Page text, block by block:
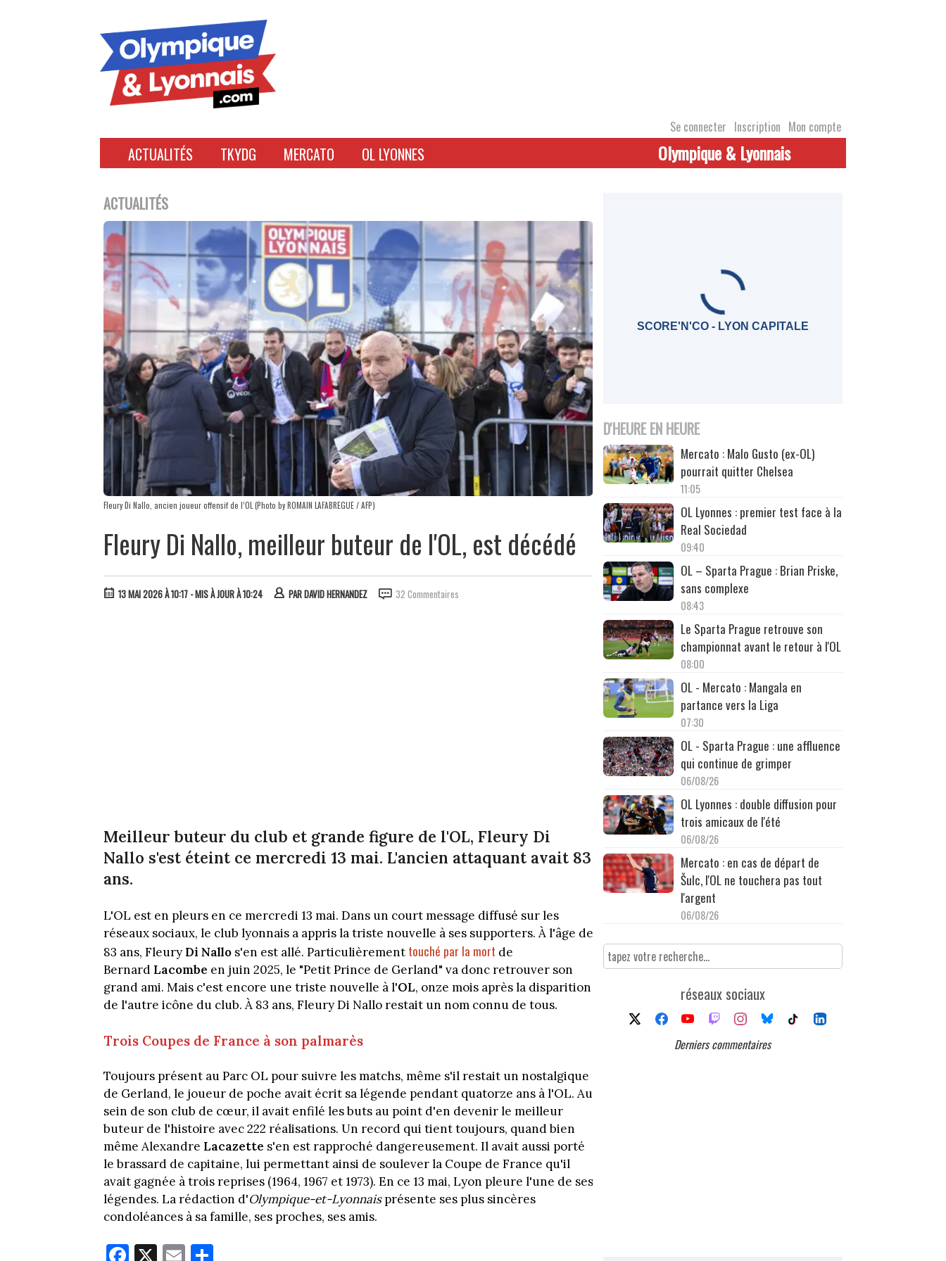
Se connecter Inscription Mon compte
ACTUALITÉS TKYDG MERCATO OL LYONNES Olympique & Lyonnais
ACTUALITÉS
Fleury Di Nallo, ancien joueur offensif de l’OL (Photo by ROMAIN LAFABREGUE / AFP)
Fleury Di Nallo, meilleur buteur de l'OL, est décédé
13 MAI 2026 À 10:17 - MIS À JOUR À 10:24 PARDAVID HERNANDEZ 32 Commentaires
Meilleur buteur du club et grande figure de l'OL, Fleury Di
Nallo s'est éteint ce mercredi 13 mai. L'ancien attaquant avait 83
ans.
L'OL est en pleurs en ce mercredi 13 mai. Dans un court message diffusé sur les
réseaux sociaux, le club lyonnais a appris la triste nouvelle à ses supporters. À l'âge de
83 ans, Fleury Di Nallo s'en est allé. Particulièrement touché par la mort de
Bernard Lacombe en juin 2025, le "Petit Prince de Gerland" va donc retrouver son
grand ami. Mais c'est encore une triste nouvelle à l'OL, onze mois après la disparition
de l'autre icône du club. À 83 ans, Fleury Di Nallo restait un nom connu de tous.
Trois Coupes de France à son palmarès
Toujours présent au Parc OL pour suivre les matchs, même s'il restait un nostalgique
de Gerland, le joueur de poche avait écrit sa légende pendant quatorze ans à l'OL. Au
sein de son club de cœur, il avait enfilé les buts au point d'en devenir le meilleur
buteur de l'histoire avec 222 réalisations. Un record qui tient toujours, quand bien
même Alexandre Lacazette s'en est rapproché dangereusement. Il avait aussi porté
le brassard de capitaine, lui permettant ainsi de soulever la Coupe de France qu'il
avait gagnée à trois reprises (1964, 1967 et 1973). En ce 13 mai, Lyon pleure l'une de ses
légendes. La rédaction d'Olympique-et-Lyonnaisprésente ses plus sincères
condoléances à sa famille, ses proches, ses amis.
SCORE'N'CO - LYON CAPITALE
D'HEURE EN HEURE
Mercato : Malo Gusto (ex-OL)
pourrait quitter Chelsea
11:05
OL Lyonnes : premier test face à la
Real Sociedad
09:40
OL – Sparta Prague : Brian Priske,
sans complexe
08:43
Le Sparta Prague retrouve son
championnat avant le retour à l'OL
08:00
OL - Mercato : Mangala en
partance vers la Liga
07:30
OL - Sparta Prague : une affluence
qui continue de grimper
06/08/26
OL Lyonnes : double diffusion pour
trois amicaux de l'été
06/08/26
Mercato : en cas de départ de
Šulc, l'OL ne touchera pas tout
l'argent
06/08/26
réseaux sociaux
Derniers commentaires